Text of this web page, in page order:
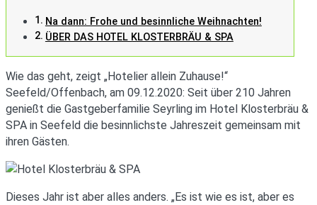
Na dann: Frohe und besinnliche Weihnachten!
ÜBER DAS HOTEL KLOSTERBRÄU & SPA
Wie das geht, zeigt „Hotelier allein Zuhause!“
Seefeld/Offenbach, am 09.12.2020: Seit über 210 Jahren
genießt die Gastgeberfamilie Seyrling im Hotel Klosterbräu &
SPA in Seefeld die besinnlichste Jahreszeit gemeinsam mit
ihren Gästen.
Dieses Jahr ist aber alles anders. „Es ist wie es ist, aber es